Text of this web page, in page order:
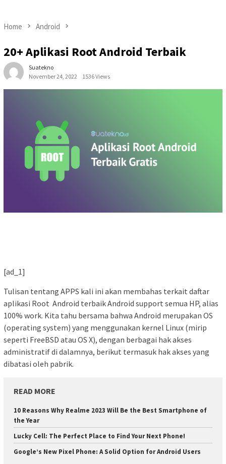
Home Android
20+ Aplikasi Root Android Terbaik
Suatekno
November 24, 2022
1536 Views
[ad_1]
Tulisan tentang APPS kali ini akan membahas terkait daftar
aplikasi Root Android terbaik Android support semua HP, alias
100% work. Kita tahu bersama bahwa Android merupakan OS
(operating system) yang menggunakan kernel Linux (mirip
seperti FreeBSD atau OS X), dengan berbagai hak akses
administratif di dalamnya, berikut termasuk hak akses yang
dibatasi oleh pabrik.
READ MORE
10 Reasons Why Realme 2023 Will Be the Best Smartphone of
the Year
Lucky Cell: The Perfect Place to Find Your Next Phone!
Google’s New Pixel Phone: A Solid Option for Android Users